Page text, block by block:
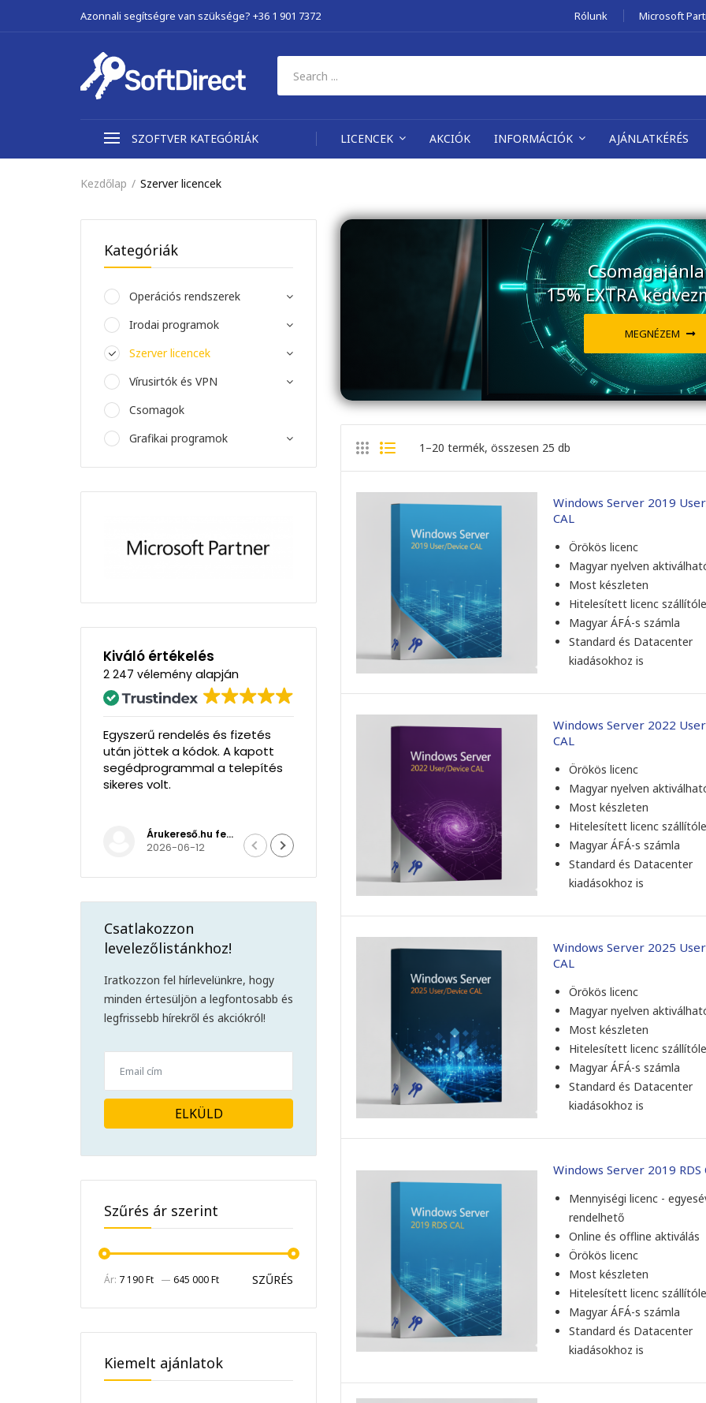
Azonnali segítségre van szüksége? +36 1 901 7372 Rólunk Microsoft
SZOFTVER KATEGÓRIÁK LICENCEK AKCIÓK INFORMÁCIÓK AJÁNLATKÉRÉS
Kezdőlap Szerver licencek
15% EXTRA
MEGNÉZEM
1–20 termék, összesen 25 db
Windows Server 2019
CAL
Örökös licenc
Magyar nyelven
Most készleten
Hitelesített licenc
Magyar ÁFÁ-s számla
Standard és Datacenter
kiadásokhoz is
Windows Server 2022
CAL
Örökös licenc
Magyar nyelven
Most készleten
Hitelesített licenc
Magyar ÁFÁ-s számla
Standard és Datacenter
kiadásokhoz is
Windows Server 2025
CAL
Örökös licenc
Magyar nyelven
Most készleten
Hitelesített licenc
Magyar ÁFÁ-s számla
Standard és Datacenter
kiadásokhoz is
Windows Server 2019 RDS
Mennyiségi licenc -
rendelhető
Online és offline aktiválás
Örökös licenc
Most készleten
Hitelesített licenc
Magyar ÁFÁ-s számla
Standard és Datacenter
kiadásokhoz is
Kategóriák
Operációs rendszerek
Irodai programok
Szerver licencek
Vírusirtók és VPN
Csomagok
Grafikai programok
Kiváló értékelés
2 247 vélemény alapján
Rendben ment minden, a
telepítés sikeres volt.
Mihály Zombory
2026-05-22
rendelt előfizetést másnap már
használatba sikerült venni.
Zsolt Szálkai
2026-05-01
Minden rendben ment.
kedves segítőkész
Grebenár Róbert
2026-04-08
Csatlakozzon
levelezőlistánkhoz!
Iratkozzon fel hírlevelünkre, hogy
minden értesüljön a legfontosabb és
legfrissebb hírekről és akciókról!
ELKÜLD
Szűrés ár szerint
SZŰRÉS
Ár: 7 190 Ft — 645 000 Ft
Kiemelt ajánlatok